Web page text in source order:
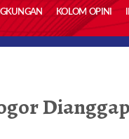
KOLOM OPINI
BOGOR